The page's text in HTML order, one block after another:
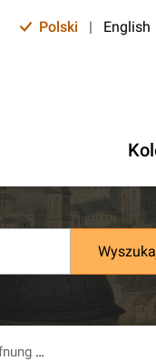
Polski | English
Sammlung Russischer Geschichte: Eroffnung eines Vorschchlages zu Verbesserung der Russischen Historie...Bd. 1. St.1